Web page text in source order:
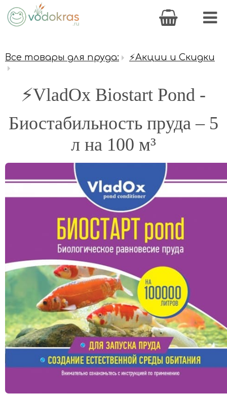
Все товары для пруда: ⚡Акции и Скидки
⚡VladOx Biostart Pond -
Биостабильность пруда – 5
л на 100 м³